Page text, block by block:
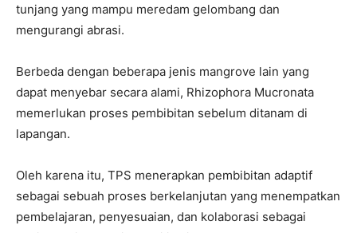
tunjang yang mampu meredam gelombang dan
mengurangi abrasi.
Berbeda dengan beberapa jenis mangrove lain yang
dapat menyebar secara alami, Rhizophora Mucronata
memerlukan proses pembibitan sebelum ditanam di
lapangan.
Oleh karena itu, TPS menerapkan pembibitan adaptif
sebagai sebuah proses berkelanjutan yang menempatkan
pembelajaran, penyesuaian, dan kolaborasi sebagai